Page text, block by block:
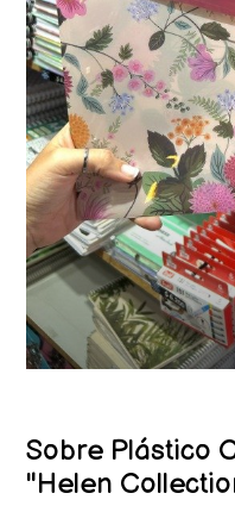
Sobre Plástico
"Helen